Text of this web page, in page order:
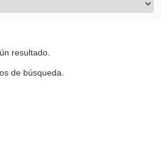
resultado.
de búsqueda.